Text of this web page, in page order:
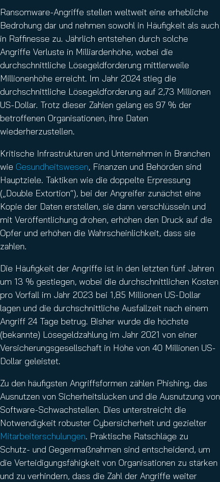
Ransomware-Angriffe stellen weltweit eine erhebliche
Bedrohung dar und nehmen sowohl in Häufigkeit als auch
in Raffinesse zu. Jährlich entstehen durch solche
Angriffe Verluste in Milliardenhöhe, wobei die
durchschnittliche Lösegeldforderung mittlerweile
Millionenhöhe erreicht. Im Jahr 2024 stieg die
durchschnittliche Lösegeldforderung auf 2,73 Millionen
US-Dollar. Trotz dieser Zahlen gelang es 97 % der
betroffenen Organisationen, ihre Daten
wiederherzustellen.
Kritische Infrastrukturen und Unternehmen in Branchen
wie Gesundheitswesen, Finanzen und Behörden sind
Hauptziele. Taktiken wie die doppelte Erpressung
(„Double Extortion“), bei der Angreifer zunächst eine
Kopie der Daten erstellen, sie dann verschlüsseln und
mit Veröffentlichung drohen, erhöhen den Druck auf die
Opfer und erhöhen die Wahrscheinlichkeit, dass sie
zahlen.
Die Häufigkeit der Angriffe ist in den letzten fünf Jahren
um 13 % gestiegen, wobei die durchschnittlichen Kosten
pro Vorfall im Jahr 2023 bei 1,85 Millionen US-Dollar
lagen und die durchschnittliche Ausfallzeit nach einem
Angriff 24 Tage betrug. Bisher wurde die höchste
(bekannte) Lösegeldzahlung im Jahr 2021 von einer
Versicherungsgesellschaft in Höhe von 40 Millionen US-
Dollar geleistet.
Zu den häufigsten Angriffsformen zählen Phishing, das
Ausnutzen von Sicherheitslücken und die Ausnutzung von
Software-Schwachstellen. Dies unterstreicht die
Notwendigkeit robuster Cybersicherheit und gezielter
Mitarbeiterschulungen. Praktische Ratschläge zu
Schutz- und Gegenmaßnahmen sind entscheidend, um
die Verteidigungsfähigkeit von Organisationen zu stärken
und zu verhindern, dass die Zahl der Angriffe weiter